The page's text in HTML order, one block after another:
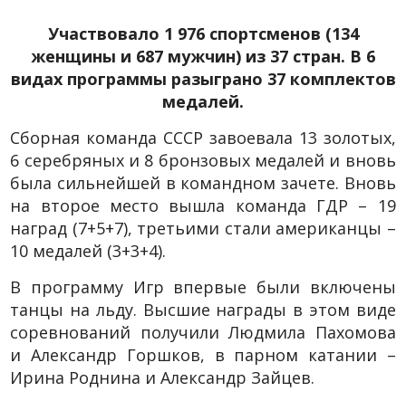
Участвовало 1 976 спортсменов (134
женщины и 687 мужчин) из 37 стран. В 6
видах программы разыграно 37 комплектов
медалей.
Сборная команда СССР завоевала 13 золотых,
6 серебряных и 8 бронзовых медалей и вновь
была сильнейшей в командном зачете. Вновь
на второе место вышла команда ГДР – 19
наград (7+5+7), третьими стали американцы –
10 медалей (3+3+4).
В программу Игр впервые были включены
танцы на льду. Высшие награды в этом виде
соревнований получили Людмила Пахомова
и Александр Горшков, в парном катании –
Ирина Роднина и Александр Зайцев.